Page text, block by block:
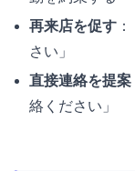
再来店を促す
さい」
直接連絡を提案
絡ください」